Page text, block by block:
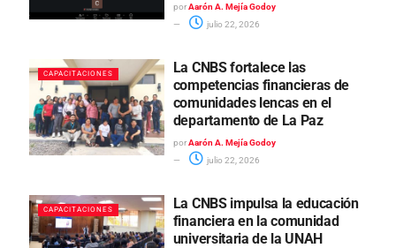
por Aarón A. Mejía Godoy
julio 22, 2026
CAPACITACIONES
La CNBS fortalece las
competencias financieras de
comunidades lencas en el
departamento de La Paz
por Aarón A. Mejía Godoy
julio 22, 2026
CAPACITACIONES
La CNBS impulsa la educación
financiera en la comunidad
universitaria de la UNAH